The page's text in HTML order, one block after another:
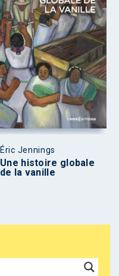
Éric Jennings
Une histoire globale
de la vanille